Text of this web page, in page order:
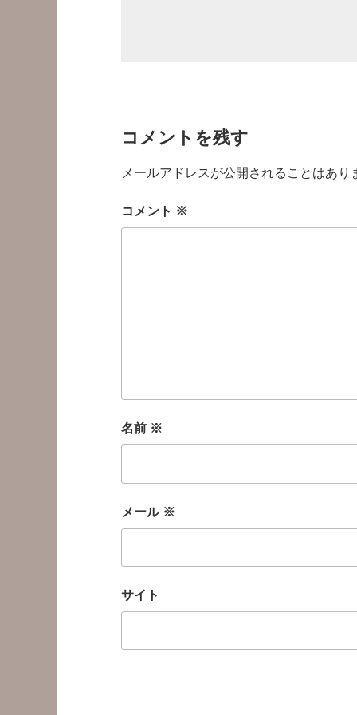
コメントを残す
メールアドレスが公開されることはあり
コメント ※
名前 ※
メール ※
サイト